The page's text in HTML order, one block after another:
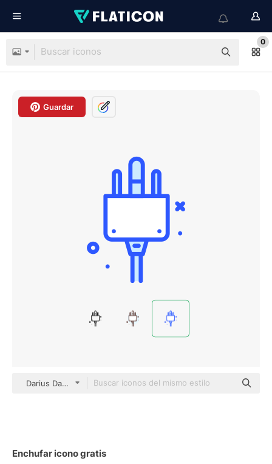
0
Guardar
Darius Dan Blue
Enchufar icono gratis